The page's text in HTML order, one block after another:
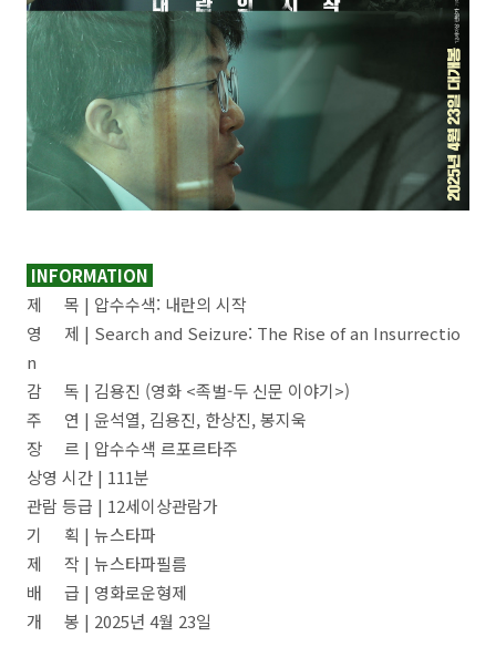
INFORMATION
제 목 | 압수수색: 내란의 시작
영 제 | Search and Seizure: The Rise of an Insurrectio
n
감 독 | 김용진 (영화 <족벌-두 신문 이야기>)
주 연 | 윤석열, 김용진, 한상진, 봉지욱
장 르 | 압수수색 르포르타주
상영 시간 | 111분
관람 등급 | 12세이상관람가
기 획 | 뉴스타파
제 작 | 뉴스타파필름
배 급 | 영화로운형제
개 봉 | 2025년 4월 23일